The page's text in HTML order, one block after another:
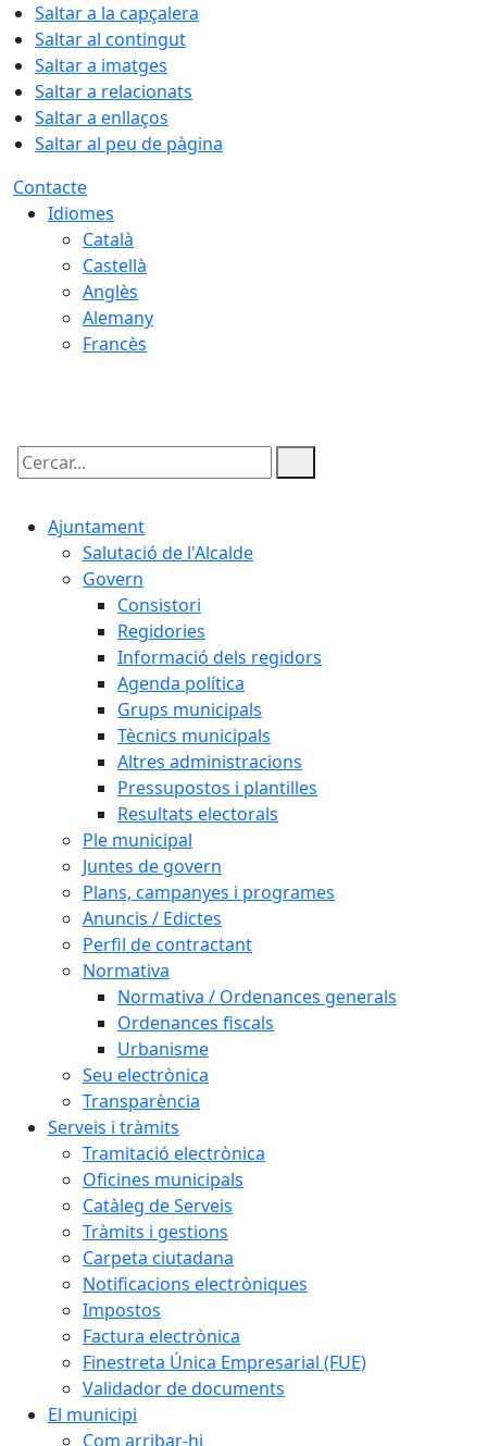
Saltar a la capçalera
Saltar al contingut
Saltar a imatges
Saltar a relacionats
Saltar a enllaços
Saltar al peu de pàgina
Contacte
Idiomes
Català
Castellà
Anglès
Alemany
Francès
Cercar:
Ajuntament
Salutació de l'Alcalde
Govern
Consistori
Regidories
Informació dels regidors
Agenda política
Grups municipals
Tècnics municipals
Altres administracions
Pressupostos i plantilles
Resultats electorals
Ple municipal
Juntes de govern
Plans, campanyes i programes
Anuncis / Edictes
Perfil de contractant
Normativa
Normativa / Ordenances generals
Ordenances fiscals
Urbanisme
Seu electrònica
Transparència
Serveis i tràmits
Tramitació electrònica
Oficines municipals
Catàleg de Serveis
Tràmits i gestions
Carpeta ciutadana
Notificacions electròniques
Impostos
Factura electrònica
Finestreta Única Empresarial (FUE)
Validador de documents
El municipi
Com arribar-hi